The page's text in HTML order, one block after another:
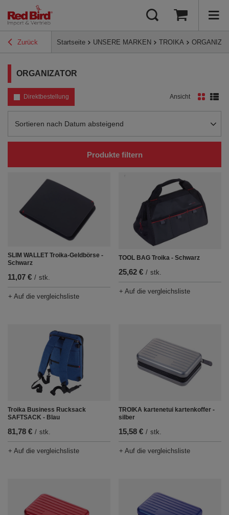
Zurück Startseite UNSERE MARKEN TROIKA
ORGANIZATOR
Direktbestellung
Sortierung ändern
Sortieren nach Datum absteigend
Ansicht
Produkte filtern
SLIM WALLET Troika-Geldbörse -
Schwarz
11,07 € / stk.
+ Auf die vergleichsliste
TOOL BAG Troika - Schwarz
25,62 € / stk.
+ Auf die vergleichsliste
Troika Business Rucksack
SAFTSACK - Blau
81,78 € / stk.
+ Auf die vergleichsliste
TROIKA kartenetui kartenkoffer -
silber
15,58 € / stk.
+ Auf die vergleichsliste